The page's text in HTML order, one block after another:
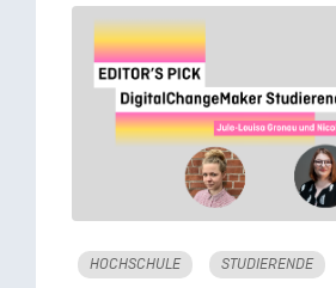
HOCHSCHULE STUDIERENDE